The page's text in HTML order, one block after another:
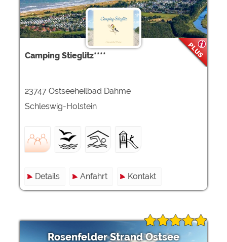
Camping Stieglitz****
23747 Ostseeheilbad Dahme
Schleswig-Holstein
Details Anfahrt Kontakt
Rosenfelder Strand Ostsee